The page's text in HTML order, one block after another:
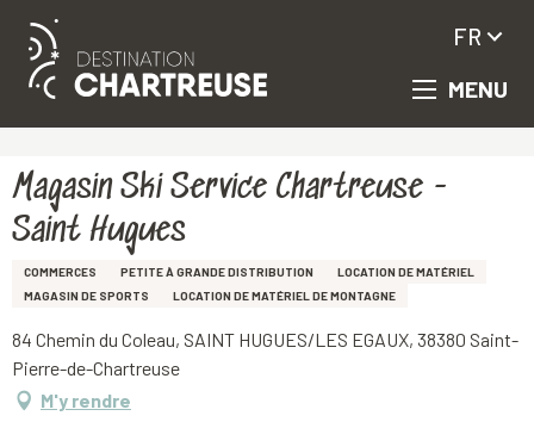
Aller
principal
MENU
FR
Magasin Ski Service Chartreuse -
Saint Hugues
COMMERCES PETITE À GRANDE DISTRIBUTION
LOCATION DE MATÉRIEL
MAGASIN DE SPORTS
LOCATION DE MATÉRIEL DE MONTAGNE
84 Chemin du Coleau, SAINT HUGUES/LES EGAUX, 38380 Saint-
Pierre-de-Chartreuse
M'y rendre